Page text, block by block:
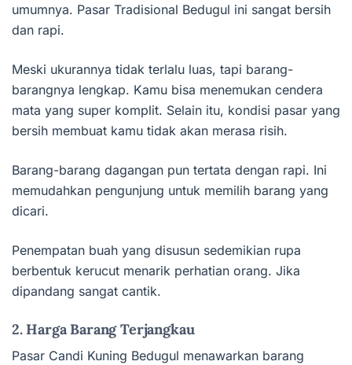
umumnya. Pasar Tradisional Bedugul ini sangat bersih
dan rapi.
Meski ukurannya tidak terlalu luas, tapi barang-
barangnya lengkap. Kamu bisa menemukan cendera
mata yang super komplit. Selain itu, kondisi pasar yang
bersih membuat kamu tidak akan merasa risih.
Barang-barang dagangan pun tertata dengan rapi. Ini
memudahkan pengunjung untuk memilih barang yang
dicari.
Penempatan buah yang disusun sedemikian rupa
berbentuk kerucut menarik perhatian orang. Jika
dipandang sangat cantik.
2. Harga Barang Terjangkau
Pasar Candi Kuning Bedugul menawarkan barang